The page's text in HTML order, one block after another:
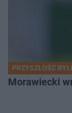
PRZYSZŁOŚĆ
Morawiecki